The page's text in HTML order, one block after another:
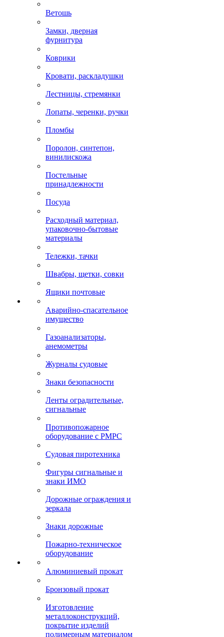
Ветошь
Замки, дверная
фурнитура
Коврики
Кровати, раскладушки
Лестницы, стремянки
Лопаты, черенки, ручки
Пломбы
Поролон, синтепон,
винилискожа
Постельные
принадлежности
Посуда
Расходный материал,
упаковочно-бытовые
материалы
Тележки, тачки
Швабры, щетки, совки
Ящики почтовые
Аварийно-спасательное
имущество
Газоанализаторы,
анемометры
Журналы судовые
Знаки безопасности
Ленты оградительные,
сигнальные
Противопожарное
оборудование с РМРС
Судовая пиротехника
Фигуры сигнальные и
знаки ИМО
Дорожные ограждения и
зеркала
Знаки дорожные
Пожарно-техническое
оборудование
Алюминиевый прокат
Бронзовый прокат
Изготовление
металлоконструкций,
покрытие изделий
полимерным материалом